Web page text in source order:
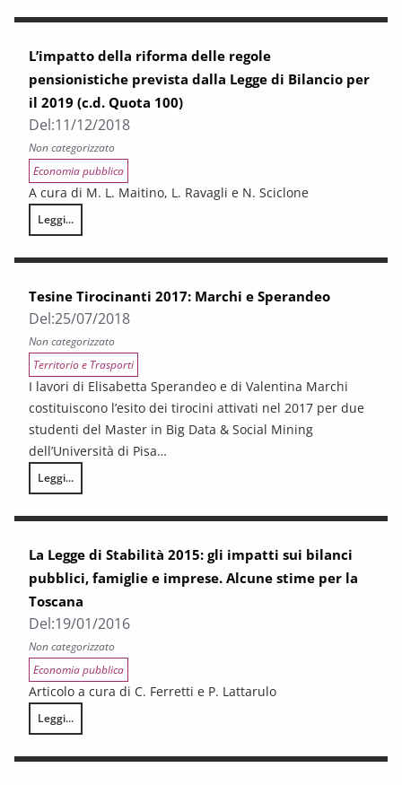
L’impatto della riforma delle regole
pensionistiche prevista dalla Legge di Bilancio per
il 2019 (c.d. Quota 100)
Del:11/12/2018
Non categorizzato
Economia pubblica
A cura di M. L. Maitino, L. Ravagli e N. Sciclone
Leggi...
L’impatto della riforma delle regole pensionistiche prevista dalla
Tesine Tirocinanti 2017: Marchi e Sperandeo
Del:25/07/2018
Non categorizzato
Territorio e Trasporti
I lavori di Elisabetta Sperandeo e di Valentina Marchi
costituiscono l’esito dei tirocini attivati nel 2017 per due
studenti del Master in Big Data & Social Mining
dell’Università di Pisa…
Leggi...
Tesine Tirocinanti 2017: Marchi e Sperandeo
La Legge di Stabilità 2015: gli impatti sui bilanci
pubblici, famiglie e imprese. Alcune stime per la
Toscana
Del:19/01/2016
Non categorizzato
Economia pubblica
Articolo a cura di C. Ferretti e P. Lattarulo
Leggi...
La Legge di Stabilità 2015: gli impatti sui bilanci pubblici, famiglie e